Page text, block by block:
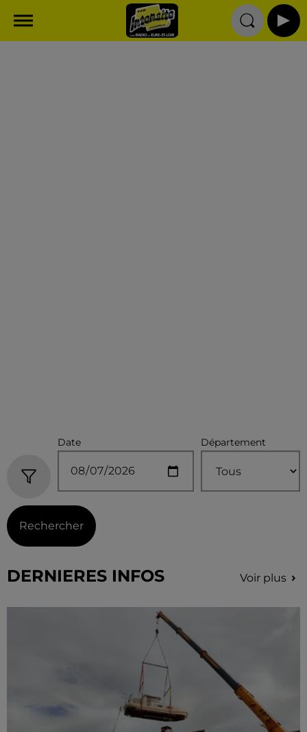
Date Département
Rechercher
DERNIERES INFOS Voir plus